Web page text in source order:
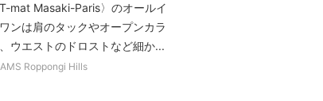
T-mat Masaki-Paris〉のオールイ
ンは肩のタックやオープンカラ
ウエストのドロストなど細か...
Roppongi Hills